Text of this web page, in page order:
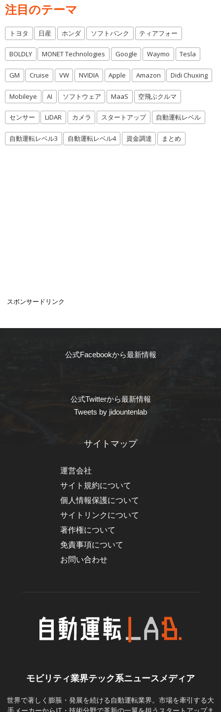
注目のテーマ
トヨタ 日産 ホンダ ソフトバンク ティアフォー
BOLDLY MONET Technologies Google Waymo Tesla
GM Cruise VW NVIDIA Apple Amazon Didi Chuxing
Mobileye AI ソフトウェア MaaS 空飛ぶクルマ
センサー LiDAR カメラ スタートアップ 自動運転レベル
自動運転レベル3 自動運転レベル4 資金調達 まとめ
スポンサードリンク
公式Facebookから最新情報
公式Twitterから最新情報
Tweets by jidountenlab
サイトマップ
運営会社
サイト規約について
個人情報保護について
サイトリンクについて
著作権について
免責事項について
お問い合わせ
モビリティ業界テック系ニュースメディア
世界で著しく膨脹・発展を続ける自動運転業界。市場を牽引する大